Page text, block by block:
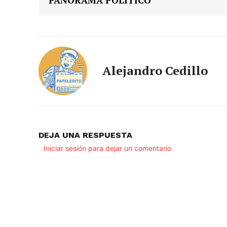
Alejandro Cedillo
DEJA UNA RESPUESTA
Iniciar sesión para dejar un comentario